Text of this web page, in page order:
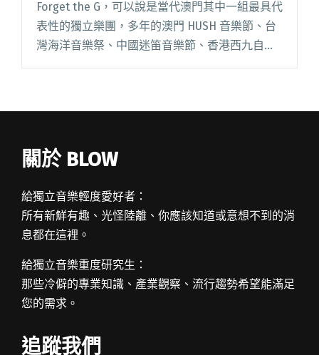
Forget the G，可以說是當代澳門其中一組最具代
表性的獨立樂團，多年的澳門 HUSH 音樂節、台
灣海洋音樂祭、中國迷笛音樂節、香港西九自由
野，無論是澳門以及中、港、台三地的大型音樂
關於 BLOW
給獨立音樂輕度愛好者：
所有新鮮有趣、光怪陸離、你應該知道或意想不到的消
息都在這裡。
給獨立音樂重度研究生：
那些冷僻的專業知識、產業觀察、流行趨勢希望能滿足
您的需求。
追蹤我們